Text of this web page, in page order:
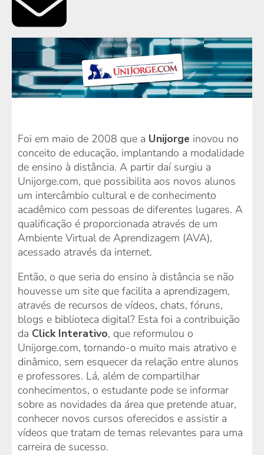
Foi em maio de 2008 que a Unijorge inovou no
conceito de educação, implantando a modalidade
de ensino à distância. A partir daí surgiu a
Unijorge.com, que possibilita aos novos alunos
um intercâmbio cultural e de conhecimento
acadêmico com pessoas de diferentes lugares. A
qualificação é proporcionada através de um
Ambiente Virtual de Aprendizagem (AVA),
acessado através da internet.
Então, o que seria do ensino à distância se não
houvesse um site que facilita a aprendizagem,
através de recursos de vídeos, chats, fóruns,
blogs e biblioteca digital? Esta foi a contribuição
da Click Interativo, que reformulou o
Unijorge.com, tornando-o muito mais atrativo e
dinâmico, sem esquecer da relação entre alunos
e professores. Lá, além de compartilhar
conhecimentos, o estudante pode se informar
sobre as novidades da área que pretende atuar,
conhecer novos cursos oferecidos e assistir a
vídeos que tratam de temas relevantes para uma
carreira de sucesso.